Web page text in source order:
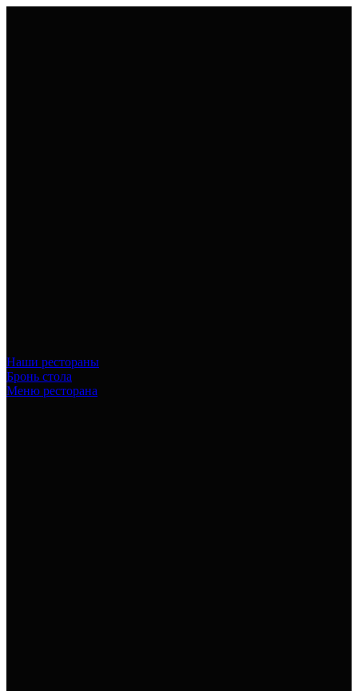
Наши рестораны
Бронь стола
Меню ресторана